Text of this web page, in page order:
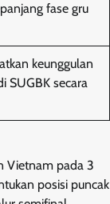
fase gru
keunggulan
SUGBK secara
Vietnam pada 3
posisi puncak